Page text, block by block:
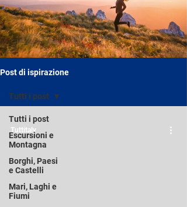
Post di ispirazione
Tutti i post
Escursioni e
Montagna
Borghi, Paesi
e Castelli
Mari, Laghi e
Fiumi
Tutti i post
Tuttitaly